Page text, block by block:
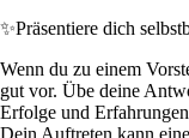
✨Präsentiere dich
Wenn du zu einem
gut vor. Übe deine
Erfolge und